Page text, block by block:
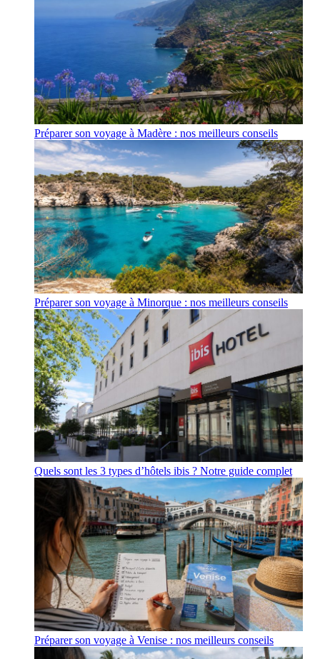
Préparer son voyage à Madère : nos meilleurs conseils
Préparer son voyage à Minorque : nos meilleurs conseils
Quels sont les 3 types d’hôtels ibis ? Notre guide complet
Préparer son voyage à Venise : nos meilleurs conseils